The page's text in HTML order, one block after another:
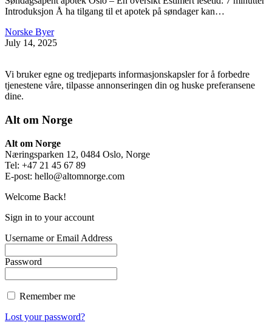
Introduksjon Å ha tilgang til et apotek på søndager kan…
Norske Byer
July 14, 2025
Vi bruker egne og tredjeparts informasjonskapsler for å forbedre
tjenestene våre, tilpasse annonseringen din og huske preferansene
dine.
Alt om Norge
Alt om Norge
Næringsparken 12, 0484 Oslo, Norge
Tel: +47 21 45 67 89
E-post: hello@altomnorge.com
Welcome Back!
Sign in to your account
Username or Email Address
Password
Remember me
Lost your password?